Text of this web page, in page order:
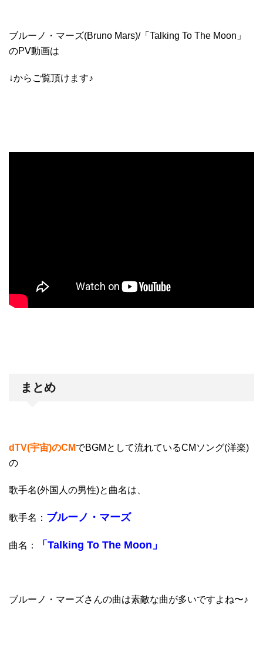
ブルーノ・マーズ(Bruno Mars)/「Talking To The Moon」
のPV動画は
↓からご覧頂けます♪
まとめ
dTV(宇宙)のCMでBGMとして流れているCMソング(洋楽)
の
歌手名(外国人の男性)と曲名は、
歌手名： ブルーノ・マーズ
曲名： 「Talking To The Moon」
ブルーノ・マーズさんの曲は素敵な曲が多いですよね〜♪